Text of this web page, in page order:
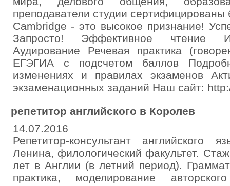
преподаватели студии сертифицированы
Cambridge - это высокое признание!
Запросто! Эффективное чтение
Аудирование Речевая практика
ЕГЭГИА с подсчетом баллов
изменениях и правилах экзаменов
экзаменационных заданий Наш сайт:
репетитор английского в Королев
14.07.2016
Репетитор-консультант
Ленина, филологический факультет.
лет в Англии (в летний период).
практика, моделирование